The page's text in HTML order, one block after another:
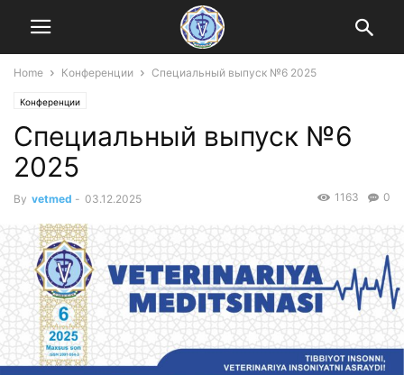
Home Конференции Специальный выпуск №6 2025
Конференции
Специальный выпуск №6
2025
By vetmed - 03.12.2025 0
1163